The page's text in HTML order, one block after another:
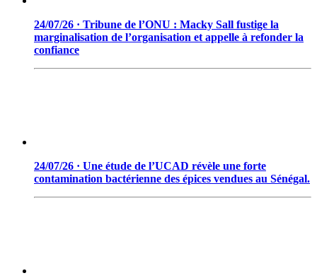
24/07/26 · Tribune de l’ONU : Macky Sall fustige la
marginalisation de l’organisation et appelle à refonder la
confiance
24/07/26 · Une étude de l’UCAD révèle une forte
contamination bactérienne des épices vendues au Sénégal.